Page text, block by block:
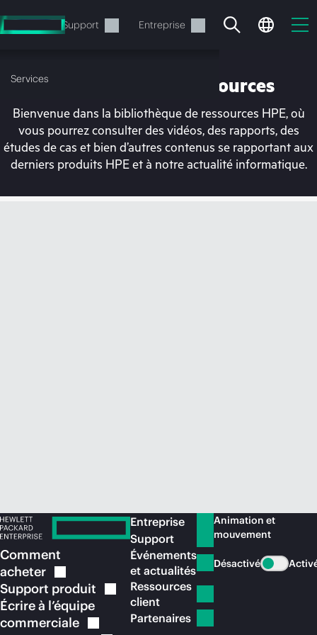
au
contenu
Support Entreprise
Services
Votre panier est
Bibliothèque de ressources
Bienvenue dans la bibliothèque de ressources HPE, où
vous pourrez consulter des vidéos, des rapports, des
études de cas et bien d’autres contenus se rapportant aux
derniers produits HPE et à notre actualité informatique.
Comment
acheter
Support produit
Écrire à l’équipe
commerciale
Entreprise
Support
Événements
et actualités
Ressources
client
Partenaires
Animation et
mouvement
Désactivé